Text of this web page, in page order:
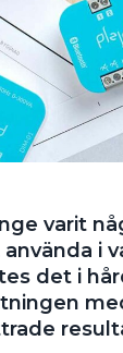
varit
i
det i